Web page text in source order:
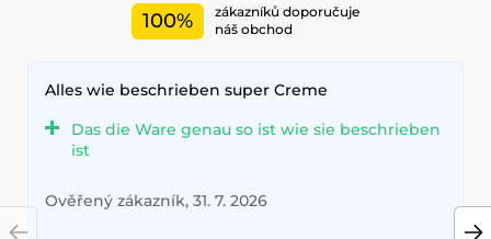
100%
zákazníků doporučuje
náš obchod
Alles wie beschrieben super Creme
Das die Ware genau so ist wie sie beschrieben
ist
Ověřený zákazník, 31. 7. 2026